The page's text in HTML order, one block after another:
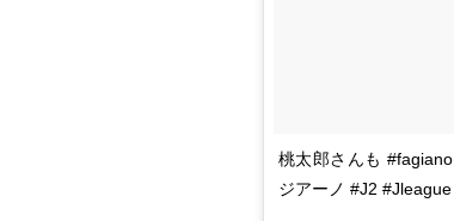
桃太郎さんも
ジアーノ #J2 #Jleague